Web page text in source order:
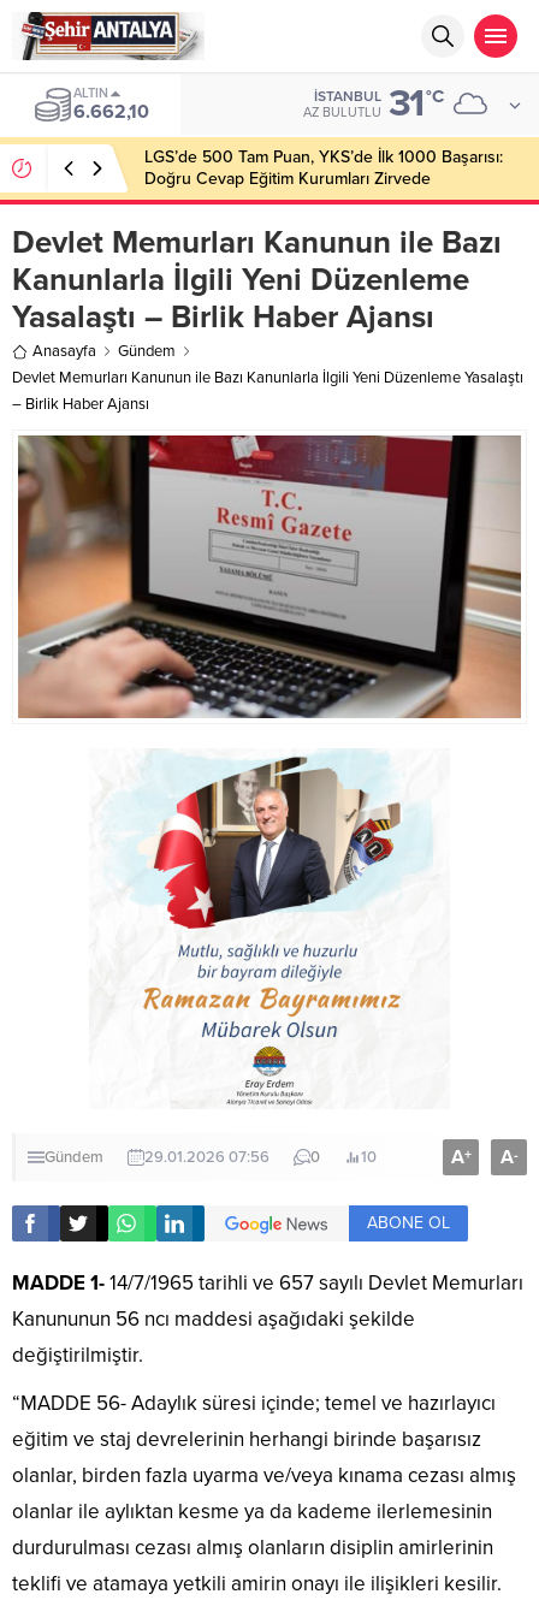
BIST
13.779,39
İSTANBUL
AZ BULUTLU 31°C
LGS’de 500 Tam Puan, YKS’de İlk 1000 Başarısı:
Doğru Cevap Eğitim Kurumları Zirvede
Devlet Memurları Kanunun ile Bazı
Kanunlarla İlgili Yeni Düzenleme
Yasalaştı – Birlik Haber Ajansı
Anasayfa
Gündem
Devlet Memurları Kanunun ile Bazı Kanunlarla İlgili Yeni Düzenleme Yasalaştı
– Birlik Haber Ajansı
Gündem 29.01.2026 07:56 0 10 A+ A-
ABONE OL
MADDE 1-14/7/1965 tarihli ve 657 sayılı Devlet Memurları
Kanununun 56 ncı maddesi aşağıdaki şekilde
değiştirilmiştir.
“MADDE 56- Adaylık süresi içinde; temel ve hazırlayıcı
eğitim ve staj devrelerinin herhangi birinde başarısız
olanlar, birden fazla uyarma ve/veya kınama cezası almış
olanlar ile aylıktan kesme ya da kademe ilerlemesinin
durdurulması cezası almış olanların disiplin amirlerinin
teklifi ve atamaya yetkili amirin onayı ile ilişikleri kesilir.